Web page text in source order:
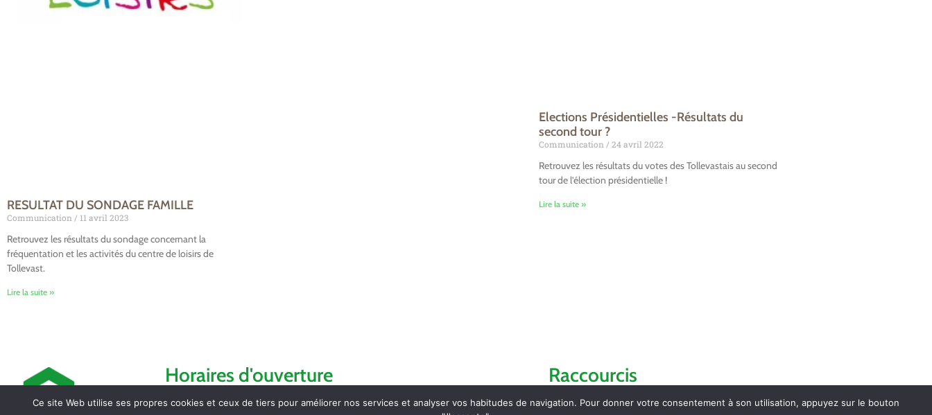
RESULTAT DU SONDAGE FAMILLE
Communication 11 avril 2023
Retrouvez les résultats du sondage concernant la
fréquentation et les activités du centre de loisirs de
Tollevast.
Lire la suite »
Elections Présidentielles -Résultats du
second tour ?
Communication 24 avril 2022
Retrouvez les résultats du votes des Tollevastais au second
tour de l’élection présidentielle !
Lire la suite »
Horaires d'ouverture
Lundi de 14h à 17h
Raccourcis
Ce site Web utilise ses propres cookies et ceux de tiers pour améliorer nos services et analyser vos habitudes de navigation. Pour donner votre consentement à son utilisation, appuyez sur le bouton